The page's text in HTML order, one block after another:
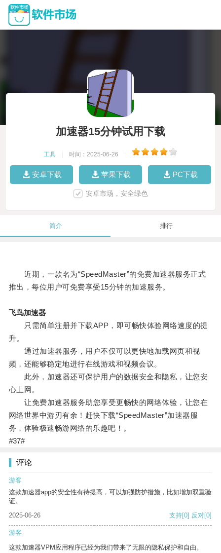
加速器15分钟试用下载
工具 时间：2025-06-26
安卓下载 苹果下载 PC下载
安卓市场，安全绿色
简介 排行
近期，一款名为“SpeedMaster”的免费加速器服务正式
推出，每位用户可免费享受15分钟的加速服务。
飞鸟加速器
只需简单注册并下载APP，即可畅快体验网络速度的提
升。
通过加速器服务，用户不仅可以更快地加载网页和视
频，还能够稳定地进行在线游戏和视频会议。
此外，加速器还可保护用户的数据安全和隐私，让您安
心上网。
让免费加速器服务助您享受更畅快的网络体验，让您在
网络世界中游刃有余！赶快下载“SpeedMaster”加速器服
务，体验极速畅游网络的乐趣吧！。
#37#
评论
游客
这款加速器app的安全性有待提高，可以加强防护措施，比如增加双重验
证。
2025-06-26
支持[0] 反对[0]
游客
这款加速器VPM应用程序已经为我们带来了无限的隐私保护和自由。